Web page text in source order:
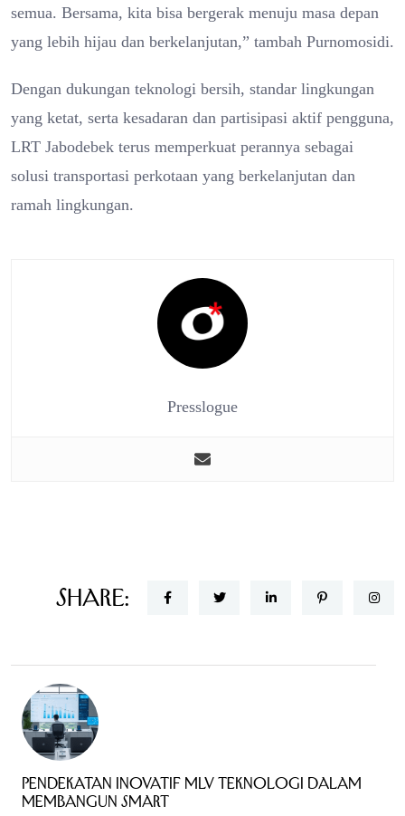
semua. Bersama, kita bisa bergerak menuju masa depan
yang lebih hijau dan berkelanjutan,” tambah Purnomosidi.
Dengan dukungan teknologi bersih, standar lingkungan
yang ketat, serta kesadaran dan partisipasi aktif pengguna,
LRT Jabodebek terus memperkuat perannya sebagai
solusi transportasi perkotaan yang berkelanjutan dan
ramah lingkungan.
Presslogue
Share:
Pendekatan Inovatif MLV Teknologi dalam
Membangun Smart